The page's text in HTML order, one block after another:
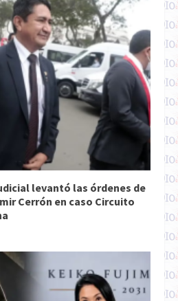
levantó las órdenes de
Cerrón en caso Circuito